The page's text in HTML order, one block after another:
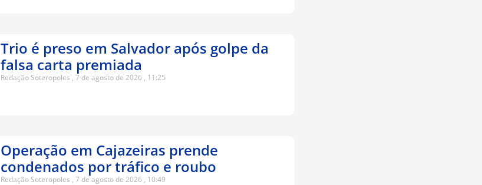
Trio é preso em Salvador após golpe da
falsa carta premiada
Redação Soteropoles 7 de agosto de 2026 11:25
Operação em Cajazeiras prende
condenados por tráfico e roubo
Redação Soteropoles 7 de agosto de 2026 10:49